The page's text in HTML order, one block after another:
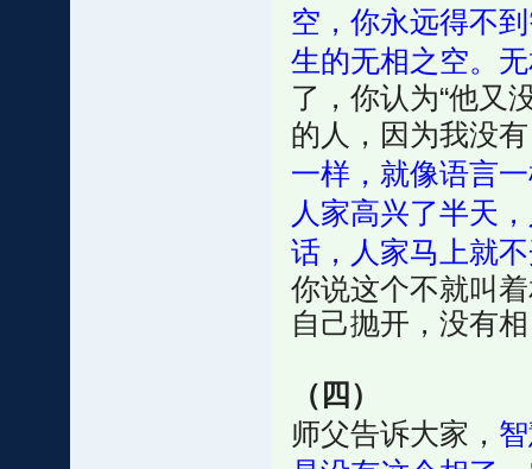
空，你永远得不
生的无相之空。
了，你认为“他又
的人，因为我没
一样，就像语言
人家高兴了半天
话，人家马上就
你说这个不就叫
自己抛开，没有
（四）
师父告诉大家，